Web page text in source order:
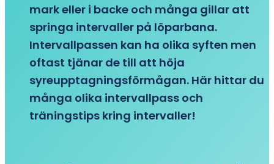
mark eller i backe och många gillar att
springa intervaller på löparbana.
Intervallpassen kan ha olika syften men
oftast tjänar de till att höja
syreupptagningsförmågan. Här hittar du
många olika intervallpass och
träningstips kring intervaller!